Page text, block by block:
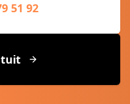
51 92